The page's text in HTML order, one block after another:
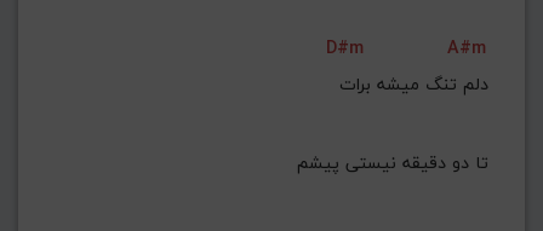
D#m
A#m
تا دو دقیقه نیستی پیشم